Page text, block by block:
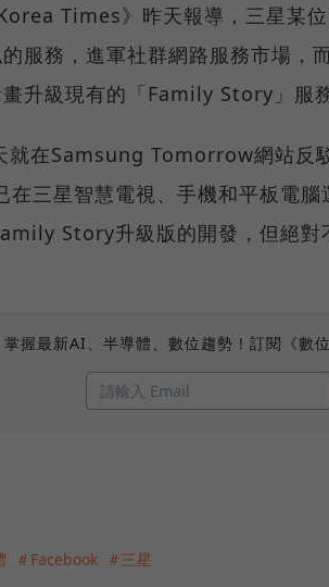
Times》昨天報導，三星某
服務，進軍社群網路服務市場，
升級現有的「Family Story」服
就在Samsung Tomorrow網站反
三星智慧電視、手機和平板電腦
Story升級版的開發，但絕
掌握最新AI、半導體、數位趨勢！訂閱《數
＃Facebook ＃三星